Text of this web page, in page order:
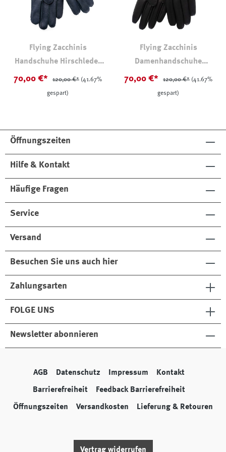
Flying Zacchinis
Handschuhe Hirschleder
70,00 €* 120,00 €* (41.67%
gespart)
Flying Zacchinis
Damenhandschuhe
70,00 €* 120,00 €* (41.67%
gespart)
Öffnungszeiten
Hilfe & Kontakt
Häufige Fragen
Service
Versand
Besuchen Sie uns auch hier
Zahlungsarten
FOLGE UNS
Newsletter abonnieren
AGB Datenschutz Impressum Kontakt
Barrierefreiheit Feedback Barrierefreiheit
Öffnungszeiten Versandkosten Lieferung & Retouren
Vertrag widerrufen